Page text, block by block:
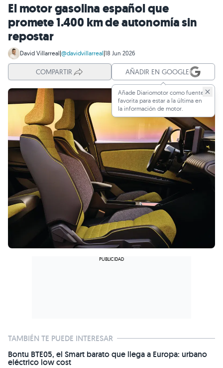
El motor gasolina español que
promete 1.400 km de autonomía sin
repostar
David Villarreal|@davidvillarreal|18 Jun 2026
COMPARTIR AÑADIR EN GOOGLE
Añade Diariomotor como fuente
favorita para estar a la última en
la información de motor.
TAMBIÉN TE PUEDE INTERESAR
Bontu BTE05, el Smart barato que llega a Europa: urbano
eléctrico low cost